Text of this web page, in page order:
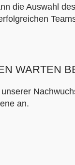
die Auswahl
WARTEN
an.